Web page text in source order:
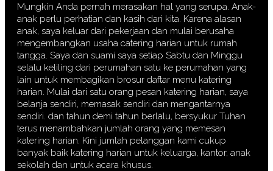
Mungkin Anda pernah merasakan hal yang serupa. Anak-
anak perlu perhatian dan kasih dari kita. Karena alasan
anak, saya keluar dari pekerjaan dan mulai berusaha
mengembangkan usaha catering harian untuk rumah
tangga. Saya dan suami saya setiap Sabtu dan Minggu
selalu keliling dari perumahan satu ke perumahan yang
lain untuk membagikan brosur daftar menu katering
harian. Mulai dari satu orang pesan katering harian, saya
belanja sendiri, memasak sendiri dan mengantarnya
sendiri. dan tahun demi tahun berlalu, bersyukur Tuhan
terus menambahkan jumlah orang yang memesan
katering harian. Kini jumlah pelanggan kami cukup
banyak baik katering harian untuk keluarga, kantor, anak
sekolah dan untuk acara khusus.